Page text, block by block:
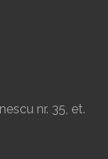
nr. 35, et.